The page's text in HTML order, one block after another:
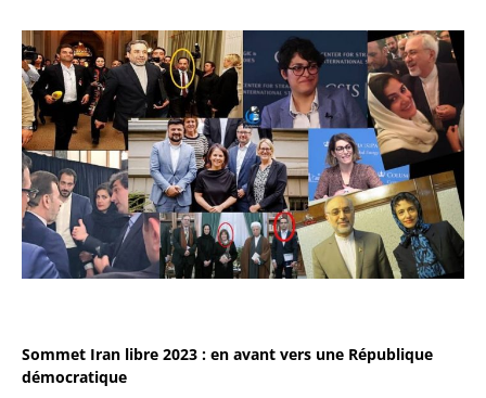
Sommet Iran libre 2023 : en avant vers une République
démocratique